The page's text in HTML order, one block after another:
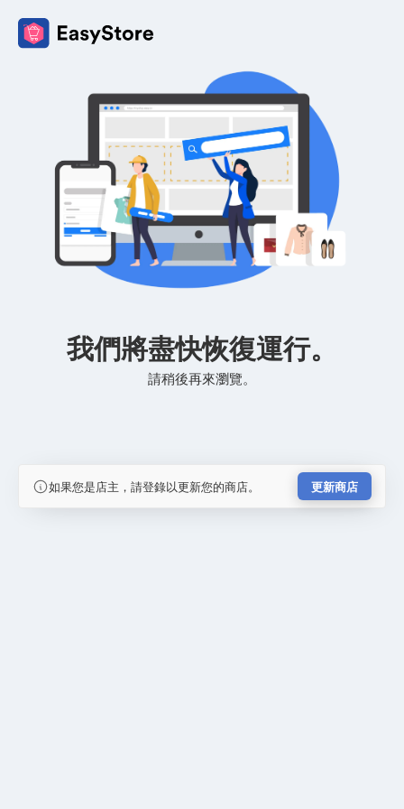
我們將盡快恢復運行。
請稍後再來瀏覽。
如果您是店主，請登錄以更新您的商店。 更新商店